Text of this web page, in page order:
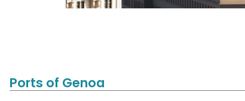
Ports of Genoa